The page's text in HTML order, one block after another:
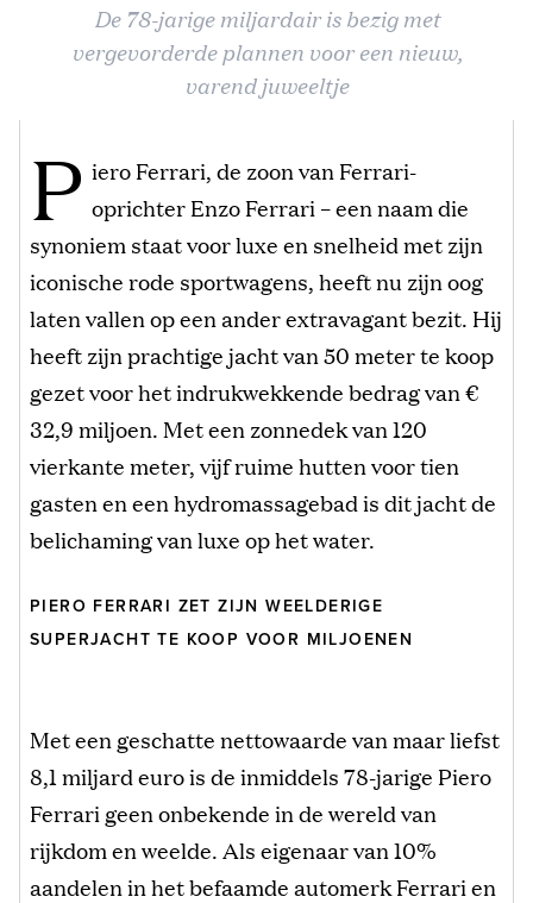
De 78-jarige miljardair is bezig met
vergevorderde plannen voor een nieuw,
varend juweeltje
P iero Ferrari, de zoon van Ferrari-
oprichter Enzo Ferrari – een naam die
synoniem staat voor luxe en snelheid met zijn
iconische rode sportwagens, heeft nu zijn oog
laten vallen op een ander extravagant bezit. Hij
heeft zijn prachtige jacht van 50 meter te koop
gezet voor het indrukwekkende bedrag van €
32,9 miljoen. Met een zonnedek van 120
vierkante meter, vijf ruime hutten voor tien
gasten en een hydromassagebad is dit jacht de
belichaming van luxe op het water.
PIERO FERRARI ZET ZIJN WEELDERIGE
SUPERJACHT TE KOOP VOOR MILJOENEN
Met een geschatte nettowaarde van maar liefst
8,1 miljard euro is de inmiddels 78-jarige Piero
Ferrari geen onbekende in de wereld van
rijkdom en weelde. Als eigenaar van 10%
aandelen in het befaamde automerk Ferrari en